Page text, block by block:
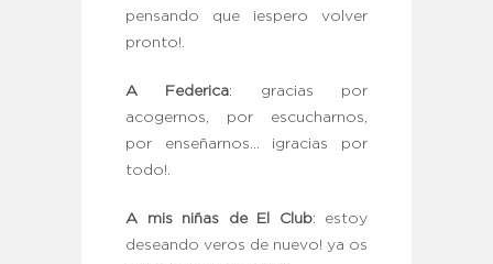
pensando que ¡espero volver
pronto!.
A Federica: gracias por
acogernos, por escucharnos,
por enseñarnos… ¡gracias por
todo!.
A mis niñas de El Club: estoy
deseando veros de nuevo! ya os